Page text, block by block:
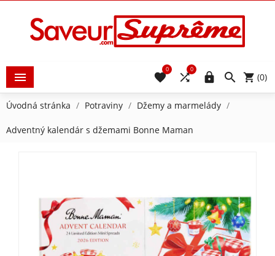
  (0)


0

0
Úvodná stránka Potraviny Džemy a marmelády
Adventný kalendár s džemami Bonne Maman